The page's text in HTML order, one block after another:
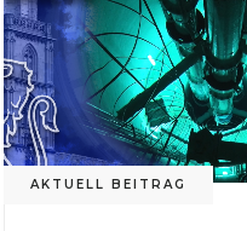
AKTUELL BEITRAG